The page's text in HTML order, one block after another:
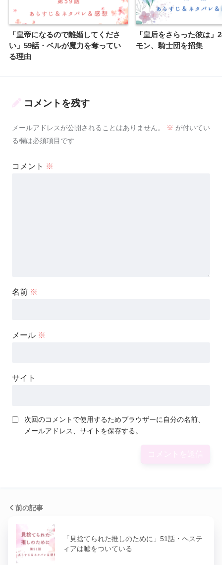
「皇帝になるので離婚してくださ
い」59話・ベルが魔力を奪ってい
る理由
「皇后をさらった彼は」
モン、騎士団を招集
コメントを残す
メールアドレスが公開されることはありません。 ※ が付いてい
る欄は必須項目です
コメント ※
名前 ※
メール ※
サイト
次回のコメントで使用するためブラウザーに自分の名前、
メールアドレス、サイトを保存する。
前の記事
「見捨てられた推しのために」51話・ヘステ
ィアは嘘をついている